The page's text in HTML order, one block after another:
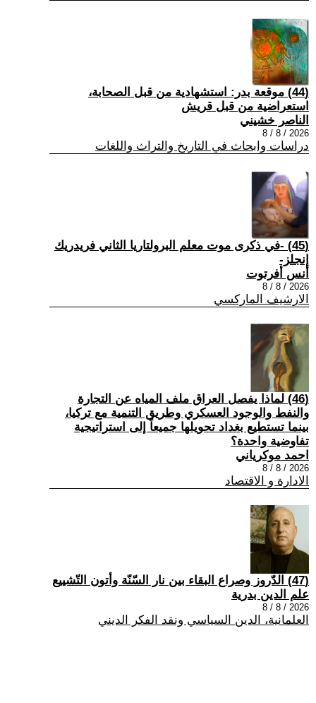
(44) موقعة بدر: استشهادية من قبل الصحابة،
استعراضية من قبل قريش
الناصر خشيني
2026 / 8 / 8
دراسات وابحاث في التاريخ والتراث واللغات
(45) -في ذكرى موت معلم البرولتاريا الثاني فريدريك
إنجلز-
أنس أفرتوت
2026 / 8 / 8
الارشيف الماركسي
(46) لماذا يفصل العراق ملف المياه عن التجارة
والنفط والوجود العسكري وطريق التنمية مع تركيا،
بينما تستطيع بغداد تحويلها جميعاً إلى استراتيجية
تفاوضية واحدة؟
احمد موكرياني
2026 / 8 / 8
الادارة و الاقتصاد
(47) الدّروز وصراع البقاء بين نار السّنّة وأتون التّشييع
علم الدين بدرية
2026 / 8 / 8
العلمانية، الدين السياسي ونقد الفكر الديني